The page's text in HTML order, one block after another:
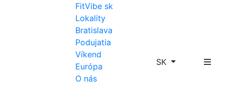
FitVibe sk
Lokality
Bratislava
Podujatia
Víkend
Európa
O nás
SK